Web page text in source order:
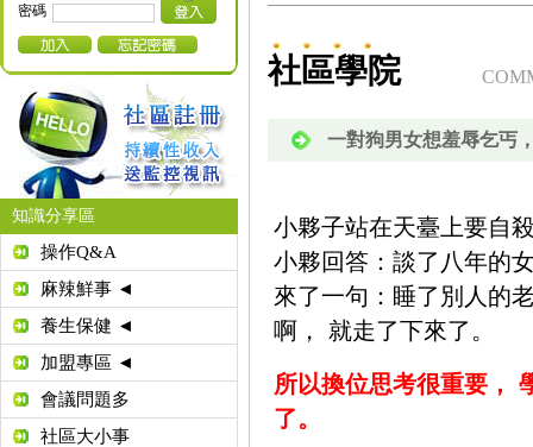
密碼
知識分享區
操作Q&A
麻辣鮮事 ◄
養生保健 ◄
加盟專區 ◄
會議問題多
社區大小事
社區學院
一對狗男女想羞辱乞丐
小夥子站在天臺上要自
小夥回答：談了八年的
來了一句：睡了別人的
啊， 就走了下來了。
所以換位思考很重要，
了。